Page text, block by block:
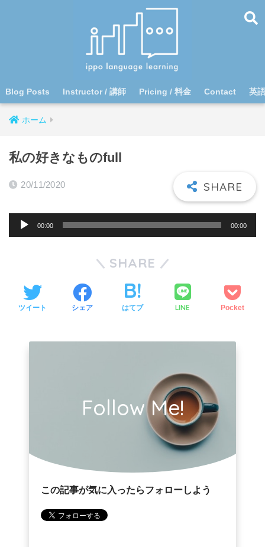
Blog Posts Instructor / 講師 Pricing / 料金 Contact 英
ホーム
私の好きなものfull
20/11/2020
声
00:00 00:00
SHARE
ツイート シェア はてブ LINE Pocket
Follow Me!
この記事が気に入ったらフォローしよう